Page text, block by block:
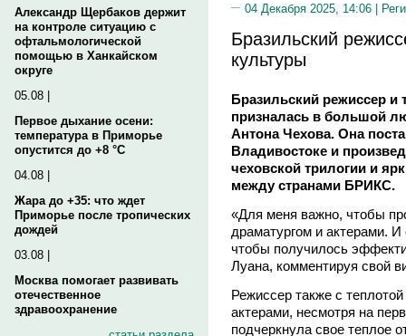
Александр Щербаков держит
на контроле ситуацию с
офтальмологической
помощью в Ханкайском
округе
05.08 |
Первое дыхание осени:
температура в Приморье
опустится до +8 °C
04.08 |
Жара до +35: что ждет
Приморье после тропических
дождей
03.08 |
Москва помогает развивать
отечественное
здравоохранение
04 Декабря 2025, 14:06 |
Бразильский
культуры
Бразильский режиссер и
призналась в большой
Антона Чехова. Она
Владивостоке и
чеховской трилогии и
между странами БРИКС.
«Для меня важно, чтобы
драматургом и актерами.
чтобы получилось
Луана, комментируя свой
Режиссер также с
актерами, несмотря на
подчеркнула свое теплое